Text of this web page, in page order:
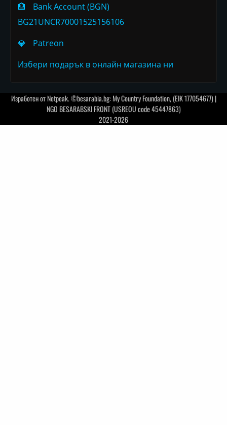
🏦
Bank Account (BGN)
BG21UNCR70001525156106
💎
Patreon
Избери подарък в онлайн магазина ни
Изработен отNetpeak. ©besarabia.bg: My Country Foundation, (EIK 177054677) |
NGO BESARABSKI FRONT (USREOU code 45447863)
2021-2026